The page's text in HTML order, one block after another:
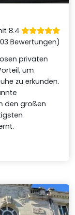
8.4
Bewertungen)
privaten
um
zu erkunden.
den großen